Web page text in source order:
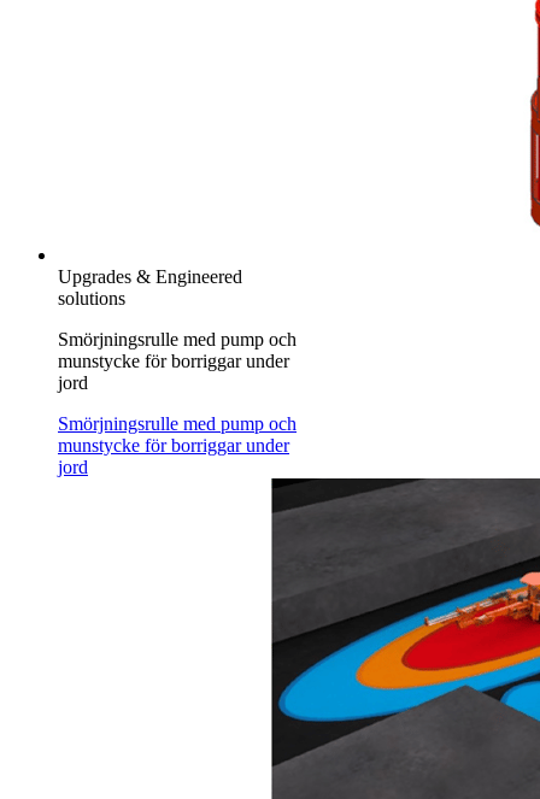
Upgrades & Engineered
solutions
Smörjningsrulle med pump och
munstycke för borriggar under
jord
Smörjningsrulle med pump och
munstycke för borriggar under
jord